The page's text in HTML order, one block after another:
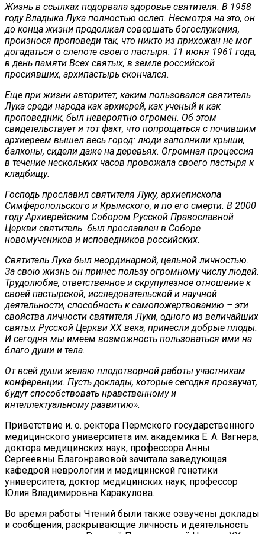
Жизнь в ссылках подорвала здоровье святителя. В 1958
году Владыка Лука полностью ослеп. Несмотря на это, он
до конца жизни продолжал совершать богослужения,
произнося проповеди так, что никто из прихожан не мог
догадаться о слепоте своего пастыря. 11 июня 1961 года,
в день памяти Всех святых, в земле российской
просиявших, архипастырь скончался.
Еще при жизни авторитет, каким пользовался святитель
Лука среди народа как архиерей, как ученый и как
проповедник, был невероятно огромен. Об этом
свидетельствует и тот факт, что попрощаться с почившим
архиереем вышел весь город: люди заполнили крыши,
балконы, сидели даже на деревьях. Огромная процессия
в течение нескольких часов провожала своего пастыря к
кладбищу.
Господь прославил святителя Луку, архиепископа
Симферопольского и Крымского, и по его смерти. В 2000
году Архиерейским Собором Русской Православной
Церкви святитель был прославлен в Соборе
новомучеников и исповедников российских.
Святитель Лука был неординарной, цельной личностью.
За свою жизнь он принес пользу огромному числу людей.
Трудолюбие, ответственное и скрупулезное отношение к
своей пастырской, исследовательской и научной
деятельности, способность к самопожертвованию – эти
свойства личности святителя Луки, одного из величайших
святых Русской Церкви XX века, принесли добрые плоды.
И сегодня мы имеем возможность пользоваться ими на
благо души и тела.
От всей души желаю плодотворной работы участникам
конференции. Пусть доклады, которые сегодня прозвучат,
будут способствовать нравственному и
интеллектуальному развитию».
Приветствие и. о. ректора Пермского государственного
медицинского университета им. академика Е. А. Вагнера,
доктора медицинских наук, профессора Анны
Сергеевны Благонравовой зачитала заведующая
кафедрой неврологии и медицинской генетики
университета, доктор медицинских наук, профессор
Юлия Владимировна Каракулова.
Во время работы Чтений были также озвучены доклады
и сообщения, раскрывающие личность и деятельность